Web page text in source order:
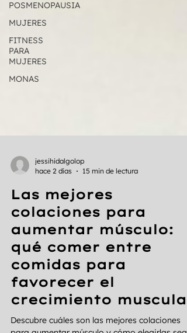
POSMENOPAUSIA
MUJERES
FITNESS
PARA
MUJERES
MONAS
hace 2 días
15 min de lectura
Las mejores
colaciones para
aumentar músculo:
qué comer entre
comidas para
favorecer el
crecimiento muscular